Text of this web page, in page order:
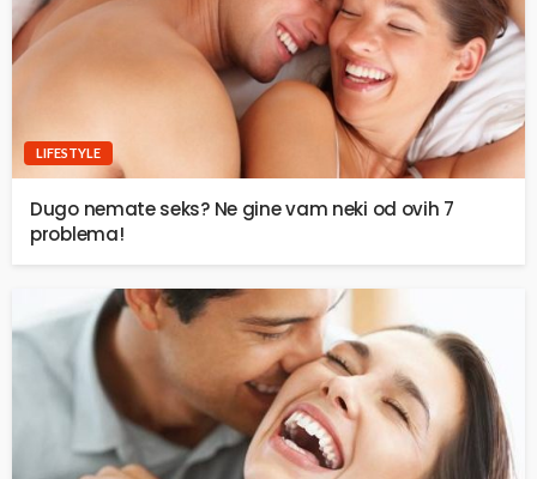
LIFESTYLE
Dugo nemate seks? Ne gine vam neki od ovih 7
problema!